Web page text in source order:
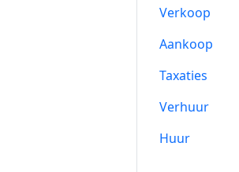
Verkoop
Aankoop
Taxaties
Verhuur
Huur